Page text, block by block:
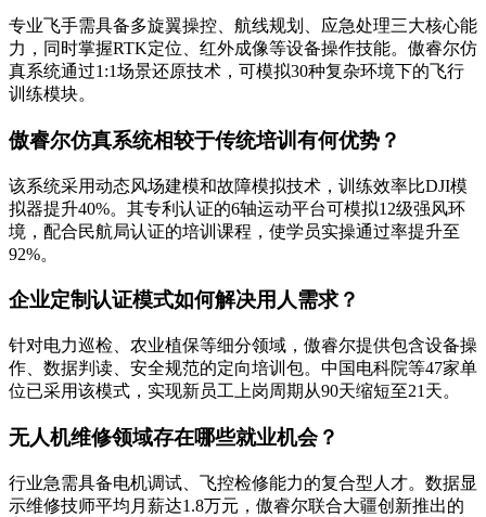
专业飞手需具备多旋翼操控、航线规划、应急处理三大核心能
力，同时掌握RTK定位、红外成像等设备操作技能。傲睿尔仿
真系统通过1:1场景还原技术，可模拟30种复杂环境下的飞行
训练模块。
傲睿尔仿真系统相较于传统培训有何优势？
该系统采用动态风场建模和故障模拟技术，训练效率比DJI模
拟器提升40%。其专利认证的6轴运动平台可模拟12级强风环
境，配合民航局认证的培训课程，使学员实操通过率提升至
92%。
企业定制认证模式如何解决用人需求？
针对电力巡检、农业植保等细分领域，傲睿尔提供包含设备操
作、数据判读、安全规范的定向培训包。中国电科院等47家单
位已采用该模式，实现新员工上岗周期从90天缩短至21天。
无人机维修领域存在哪些就业机会？
行业急需具备电机调试、飞控检修能力的复合型人才。数据显
示维修技师平均月薪达1.8万元，傲睿尔联合大疆创新推出的